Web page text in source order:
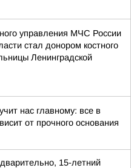
управления МЧС России
стал донором костного
Ленинградской
нас главному: все в
от прочного основания
15-летний